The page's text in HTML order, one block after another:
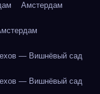
Амстердам
— Вишнёвый сад
— Вишнёвый сад